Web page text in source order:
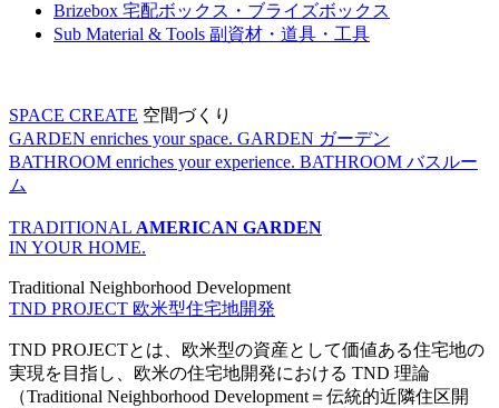
Brizebox 宅配ボックス・ブライズボックス
Sub Material & Tools 副資材・道具・工具
SPACE CREATE 空間づくり
GARDEN enriches your space. GARDEN ガーデン
BATHROOM enriches your experience. BATHROOM バスルー
ム
TRADITIONAL AMERICAN GARDEN
IN YOUR HOME.
Traditional Neighborhood Development
TND PROJECT 欧米型住宅地開発
TND PROJECTとは、欧米型の資産として価値ある住宅地の
実現を目指し、欧米の住宅地開発における TND 理論
（Traditional Neighborhood Development＝伝統的近隣住区開